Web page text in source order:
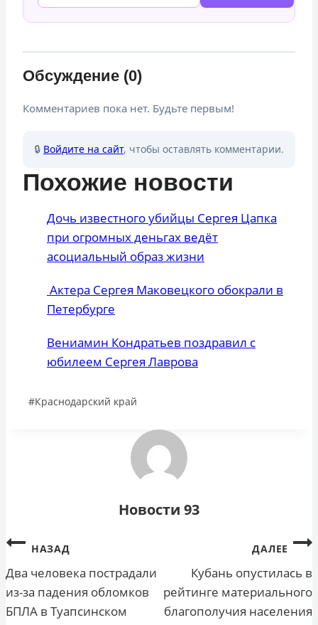
Обсуждение (0)
Комментариев пока нет. Будьте первым!
🔒 Войдите на сайт, чтобы оставлять комментарии.
Похожие новости
Дочь известного убийцы Сергея Цапка
при огромных деньгах ведёт
асоциальный образ жизни
Актера Сергея Маковецкого обокрали в
Петербурге
Вениамин Кондратьев поздравил с
юбилеем Сергея Лаврова
Метки
#Краснодарский край
Новости 93
Навигация
по
записям
НАЗАД
Два человека пострадали
из-за падения обломков
БПЛА в Туапсинском
ДАЛЕЕ
Кубань опустилась в
рейтинге материального
благополучия населения